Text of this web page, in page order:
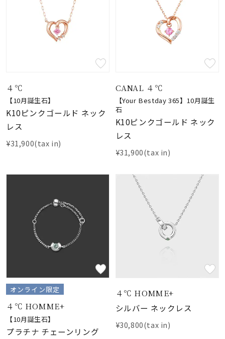
４℃
【10月誕生石】
K10ピンクゴールド ネック
レス
¥31,900(tax in)
CANAL ４℃
【Your Bestday 365】10月誕生
石
K10ピンクゴールド ネック
レス
¥31,900(tax in)
オンライン限定
４℃ HOMME+
【10月誕生石】
プラチナ チェーンリング
４℃ HOMME+
シルバー ネックレス
¥30,800(tax in)